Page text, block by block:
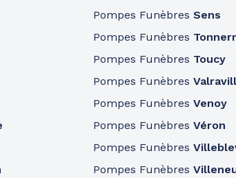
Pompes FunèbresSens
Pompes Funèbres
Pompes Funèbres Toucy
Pompes Funèbres
Pompes FunèbresVenoy
Pompes FunèbresVéron
Pompes Funèbres
Pompes Funèbres